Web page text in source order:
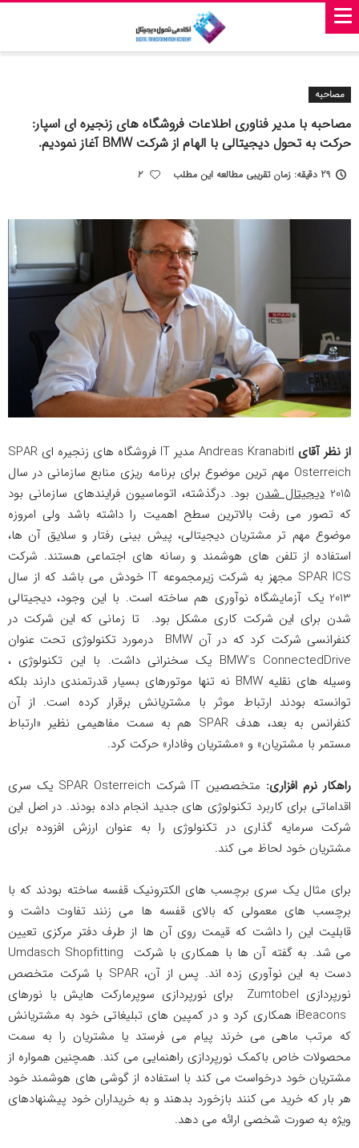
مصاحبه
مصاحبه با مدیر فناوری اطلاعات فروشگاه های زنجیره ای اسپار:
حرکت به تحول دیجیتالی با الهام از شرکت BMW آغاز نمودیم.
29 دقیقه: زمان تقریبی مطالعه این مطلب 2
از نظر آقای
Andreas Kranabitl مدیر IT فروشگاه های زنجیره ای SPAR
Osterreich مهم ترین موضوع برای برنامه ریزی منابع سازمانی در سال
2015 دیجیتال شدن بود. درگذشته، اتوماسیون فرایندهای سازمانی بود
که تصور می رفت بالاترین سطح اهمیت را داشته باشد ولی امروزه
موضوع مهم تر مشتریان دیجیتالی، پیش بینی رفتار و سلایق آن ها،
استفاده از تلفن های هوشمند و رسانه های اجتماعی هستند. شرکت
SPAR ICS مجهز به شرکت زیرمجموعه IT خودش می باشد که از سال
2013 یک آزمایشگاه نوآوری هم ساخته است. با این وجود، دیجیتالی
شدن برای این شرکت کاری مشکل بود. تا زمانی که این شرکت در
کنفرانسی شرکت کرد که در آن BMW درمورد تکنولوژی تحت عنوان
BMW’s ConnectedDrive یک سخنرانی داشت. با این تکنولوژی ،
وسیله های نقلیه BMW نه تنها موتورهای بسیار قدرتمندی دارند بلکه
توانسته بودند ارتباط موثر با مشتریانش برقرار کرده است. از آن
کنفرانس به بعد، هدف SPAR هم به سمت مفاهیمی نظیر «ارتباط
مستمر با مشتریان» و «مشتریان وفادار» حرکت کرد.
راهکار نرم افزاری:
متخصصین IT شرکت SPAR Osterreich یک سری
اقداماتی برای کاربرد تکنولوژی های جدید انجام داده بودند. در اصل این
شرکت سرمایه گذاری در تکنولوژی را به عنوان ارزش افزوده برای
مشتریان خود لحاظ می کند.
برای مثال یک سری برچسب های الکترونیک قفسه ساخته بودند که با
برچسب های معمولی که بالای قفسه ها می زنند تفاوت داشت و
قابلیت این را داشت که قیمت روی آن ها از طرف دفتر مرکزی تعیین
می شد. به گفته آن ها با همکاری با شرکت Umdasch Shopfitting
دست به این نوآوری زده اند. پس از آن، SPAR با شرکت متخصص
نورپردازی Zumtobel برای نورپردازی سوپرمارکت هایش با نورهای
iBeacons همکاری کرد و در کمپین های تبلیغاتی خود به مشتریانش
که مرتب ماهی می خرند پیام می فرستد یا مشتریان را به سمت
محصولات خاص باکمک نورپردازی راهنمایی می کند. همچنین همواره از
مشتریان خود درخواست می کند با استفاده از گوشی های هوشمند خود
هر بار که خرید می کنند بازخورد بدهند و به خریداران خود پیشنهادهای
ویژه به صورت شخصی ارائه می دهد.